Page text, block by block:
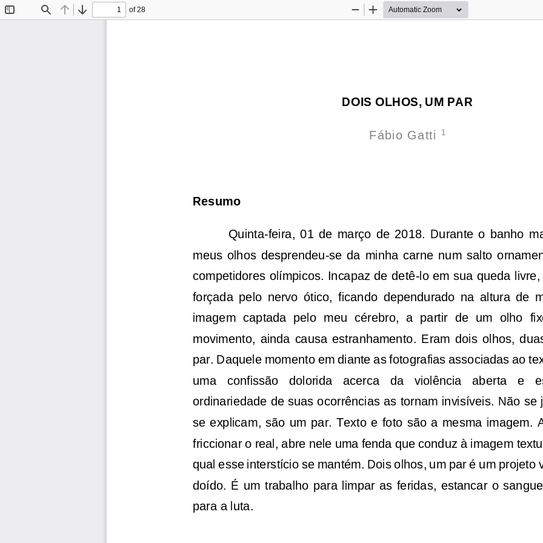
Find Previous
Next
of 28
Zoom
Zoom
DOIS OLHOS, UM PAR
Fábio Gatti 1
Resumo
Quinta-feira,  01  de  março  de  2018.  Durante  o  banho
meus  olhos  desprendeu-se  da  minha  carne  num  salto
competidores olímpicos. Incapaz de detê-lo em sua queda
forçada  pelo  nervo  ótico,  ficando dependurado  na  altura  de
imagem  captada  pelo  meu  cérebro,  a  partir  de  um  olho
movimento,  ainda  causa  estranhamento.  Eram  dois  olhos,
par. Daquele momento em diante as fotografias associadas ao
uma   confissão   dolorida   acerca   da   violência   aberta   e
ordinariedade de suas ocorrências as tornam invisíveis. Não se
se  explicam,  são um par.  Texto  e foto  são a  mesma  imagem.
friccionar o real, abre nele uma fenda que conduz à imagem
qual esse interstício se mantém. Dois olhos, um par é um projeto
doído.  É  um  trabalho  para  limpar  as  feridas,  estancar  o
para a luta.